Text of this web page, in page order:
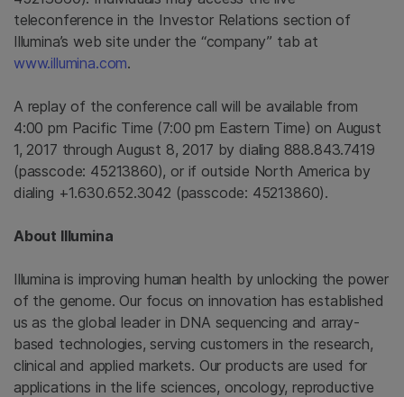
teleconference in the Investor Relations section of
Illumina’s web site under the “company” tab at
www.illumina.com.
A replay of the conference call will be available from
4:00 pm Pacific Time (7:00 pm Eastern Time) on August
1, 2017 throughAugust 8, 2017 by dialing 888.843.7419
(passcode: 45213860), or if outside North America by
dialing +1.630.652.3042 (passcode: 45213860).
About Illumina
Illumina is improving human health by unlocking the power
of the genome. Our focus on innovation has established
us as the global leader in DNA sequencing and array-
based technologies, serving customers in the research,
clinical and applied markets. Our products are used for
applications in the life sciences, oncology, reproductive